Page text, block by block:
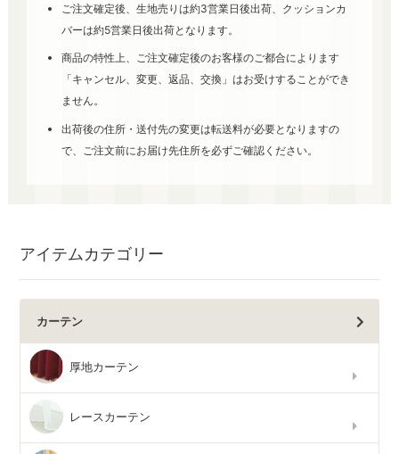
ご注文確定後、生地売りは約3営業日後出荷、クッションカ
バーは約5営業日後出荷となります。
商品の特性上、ご注文確定後のお客様のご都合によります
「キャンセル、変更、返品、交換」はお受けすることができ
ません。
出荷後の住所・送付先の変更は転送料が必要となりますの
で、ご注文前にお届け先住所を必ずご確認ください。
アイテムカテゴリー
カーテン
厚地カーテン
レースカーテン